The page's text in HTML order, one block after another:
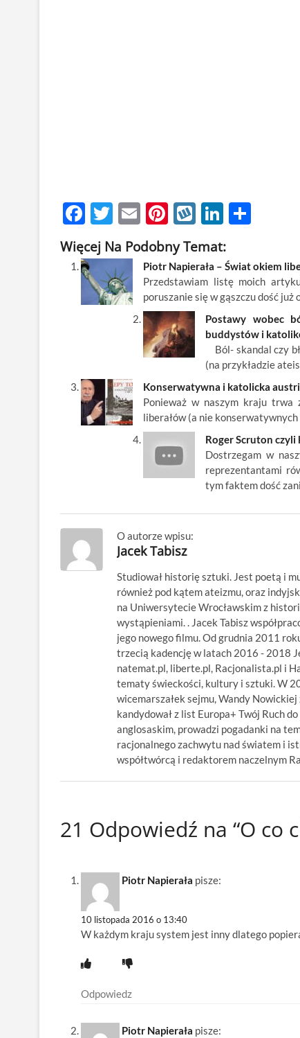
F
ac
e
b
o
T
w
itt
er
E
m
ail
Pi
nt
er
es
t
W
k
o
p
Li
k
e
dI
n
ar
e
Więcej Na Podobny Temat:
Piotr Napierała – Świat okiem
Przedstawiam listę moich
poruszanie się w gąszczu dość
Postawy wobec
buddystów i
Ból- skandal czy
(na przykładzie
Konserwatywna i katolicka
Ponieważ w naszym kraju trwa
liberałów (a nie
Roger Scruton
Dostrzegam w
reprezentantami
tym faktem dość
O autorze wpisu:
Jacek Tabisz
Studiował historię sztuki. Jest poetą i
również pod kątem ateizmu, oraz
na Uniwersytecie Wrocławskim z
wystąpieniami. . Jacek Tabisz
jego nowego filmu. Od grudnia 2011
trzecią kadencję w latach 2016 - 2018
natemat.pl, liberte.pl, Racjonalista.pl i
tematy świeckości, kultury i sztuki. W
wicemarszałek sejmu, Wandy
kandydował z list Europa+ Twój Ruch
anglosaskim, prowadzi pogadanki na
racjonalnego zachwytu nad światem i
współtwórcą i redaktorem naczelnym
21 Odpowiedź na “O co
Piotr Napierała pisze:
10 listopada 2016 o 13:40
W każdym kraju system jest inny dlatego
Odpowiedz
Piotr Napierała pisze: